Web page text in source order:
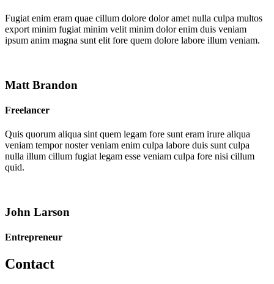
Fugiat enim eram quae cillum dolore dolor amet nulla culpa multos
export minim fugiat minim velit minim dolor enim duis veniam
ipsum anim magna sunt elit fore quem dolore labore illum veniam.
Matt Brandon
Freelancer
Quis quorum aliqua sint quem legam fore sunt eram irure aliqua
veniam tempor noster veniam enim culpa labore duis sunt culpa
nulla illum cillum fugiat legam esse veniam culpa fore nisi cillum
quid.
John Larson
Entrepreneur
Contact